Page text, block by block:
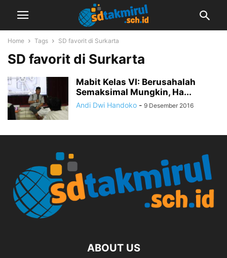
Home Tags SD favorit di Surkarta
SD favorit di Surkarta
Mabit Kelas VI: Berusahalah
Semaksimal Mungkin, Ha...
Andi Dwi Handoko - 9 Desember 2016
ABOUT US